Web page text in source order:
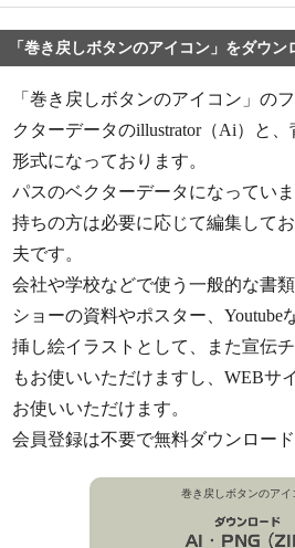
「巻き戻しボタンのアイコン」をダウン
「巻き戻しボタンのアイコン」の
クターデータのillustrator（Ai）と
形式になっております。
パスのベクターデータになってい
持ちの方は必要に応じて編集して
夫です。
会社や学校などで使う一般的な書
ショーの資料やポスター、Youtube
挿し絵イラストとして、また宣伝
もお使いいただけますし、WEBサ
お使いいただけます。
会員登録は不要で無料ダウンロード
巻き戻しボタンのアイ